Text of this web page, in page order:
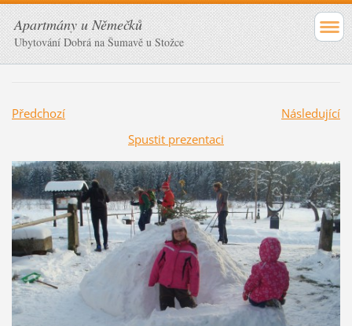
Apartmány u Němečků
Ubytování Dobrá na Šumavě u Stožce
Předchozí
Následující
Spustit prezentaci